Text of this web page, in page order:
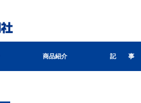
商品紹介 記 事